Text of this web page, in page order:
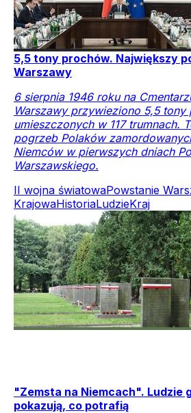
5,5 tony prochów. Największy
Warszawy
6 sierpnia 1946 roku na
Warszawy przywieziono 5,5 tony
umieszczonych w 117 trumnach.
pogrzeb Polaków
Niemców w pierwszych dniach
Warszawskiego.
II wojna światowaPowstanie
KrajowaHistoriaLudzieKraj
"Zemsta na Niemcach". Ludzie
pokazują, co potrafią